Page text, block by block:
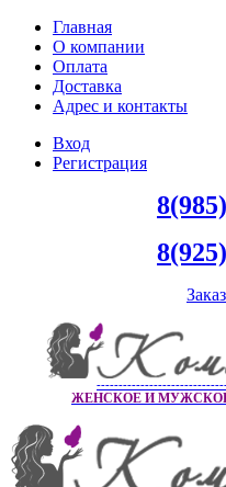
Главная
О компании
Оплата
Доставка
Адрес и контакты
Вход
Регистрация
ЖЕНСКОЕ И